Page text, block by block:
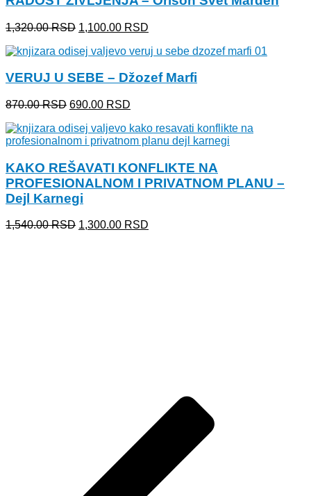
1,320.00RSD Originalna
je
1,320.00 RSD.
1,100.00 RSD
je:
VERUJ U SEBE – Džozef Marfi
870.00RSD Originalna
je
bila:
690.00 RSD
je:
690.00 RSD.
KAKO REŠAVATI KONFLIKTE NA
PROFESIONALNOM I PRIVATNOM PLANU –
Dejl Karnegi
1,540.00RSD Originalna
1,300.00 RSD